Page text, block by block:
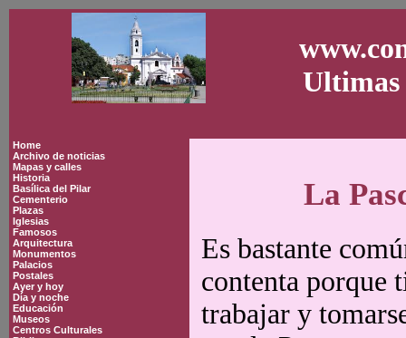
Ultimas
Home
Archivo de noticias
Mapas y calles
Historia
Basílica del Pilar
Cementerio
Plazas
Iglesias
Famosos
Arquitectura
Monumentos
Palacios
Postales
Ayer y hoy
Día y noche
Educación
Museos
Centros Culturales
La
Es bastante
contenta porque
trabajar y